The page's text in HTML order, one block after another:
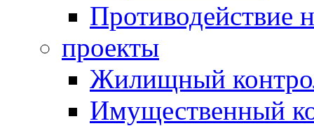
Противодействие
проекты
Жилищный
Имущественный